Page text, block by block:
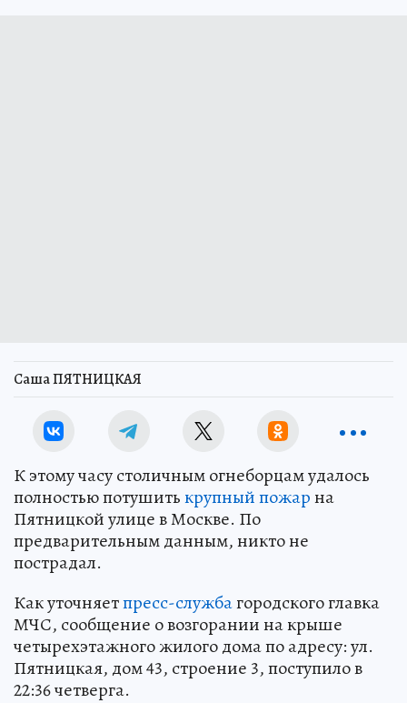
Саша ПЯТНИЦКАЯ
К этому часу столичным огнеборцам удалось
полностью потушитькрупный пожарна
Пятницкой улице в Москве. По
предварительным данным, никто не
пострадал.
Как уточняетпресс-службагородского главка
МЧС, сообщение о возгорании на крыше
четырехэтажного жилого дома по адресу: ул.
Пятницкая, дом 43, строение 3, поступило в
22:36 четверга.